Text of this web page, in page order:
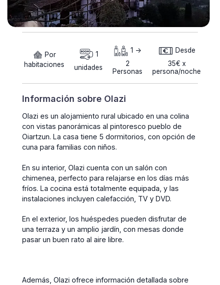
Por
habitaciones
1
unidades
1 ->
2
Personas
Desde
35€ x
persona/noche
Información sobre Olazi
Olazi es un alojamiento rural ubicado en una colina
con vistas panorámicas al pintoresco pueblo de
Oiartzun. La casa tiene 5 dormitorios, con opción de
cuna para familias con niños.
En su interior, Olazi cuenta con un salón con
chimenea, perfecto para relajarse en los días más
fríos. La cocina está totalmente equipada, y las
instalaciones incluyen calefacción, TV y DVD.
En el exterior, los huéspedes pueden disfrutar de
una terraza y un amplio jardín, con mesas donde
pasar un buen rato al aire libre.
Además, Olazi ofrece información detallada sobre